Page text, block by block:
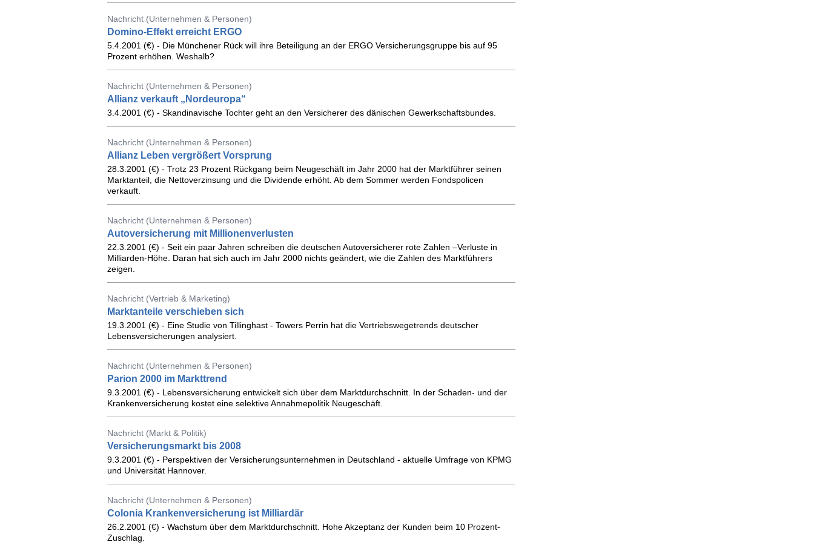
Nachricht (Unternehmen & Personen)
Domino-Effekt erreicht ERGO
5.4.2001 (€) - Die Münchener Rück will ihre Beteiligung an der ERGO Versicherungsgruppe bis auf 95
Prozent erhöhen. Weshalb?
Nachricht (Unternehmen & Personen)
Allianz verkauft „Nordeuropa“
3.4.2001 (€) - Skandinavische Tochter geht an den Versicherer des dänischen Gewerkschaftsbundes.
Nachricht (Unternehmen & Personen)
Allianz Leben vergrößert Vorsprung
28.3.2001 (€) - Trotz 23 Prozent Rückgang beim Neugeschäft im Jahr 2000 hat der Marktführer seinen
Marktanteil, die Nettoverzinsung und die Dividende erhöht. Ab dem Sommer werden Fondspolicen
verkauft.
Nachricht (Unternehmen & Personen)
Autoversicherung mit Millionenverlusten
22.3.2001 (€) - Seit ein paar Jahren schreiben die deutschen Autoversicherer rote Zahlen –Verluste in
Milliarden-Höhe. Daran hat sich auch im Jahr 2000 nichts geändert, wie die Zahlen des Marktführers
zeigen.
Nachricht (Vertrieb & Marketing)
Marktanteile verschieben sich
19.3.2001 (€) - Eine Studie von Tillinghast - Towers Perrin hat die Vertriebswegetrends deutscher
Lebensversicherungen analysiert.
Nachricht (Unternehmen & Personen)
Parion 2000 im Markttrend
9.3.2001 (€) - Lebensversicherung entwickelt sich über dem Marktdurchschnitt. In der Schaden- und der
Krankenversicherung kostet eine selektive Annahmepolitik Neugeschäft.
Nachricht (Markt & Politik)
Versicherungsmarkt bis 2008
9.3.2001 (€) - Perspektiven der Versicherungsunternehmen in Deutschland - aktuelle Umfrage von KPMG
und Universität Hannover.
Nachricht (Unternehmen & Personen)
Colonia Krankenversicherung ist Milliardär
26.2.2001 (€) - Wachstum über dem Marktdurchschnitt. Hohe Akzeptanz der Kunden beim 10 Prozent-
Zuschlag.